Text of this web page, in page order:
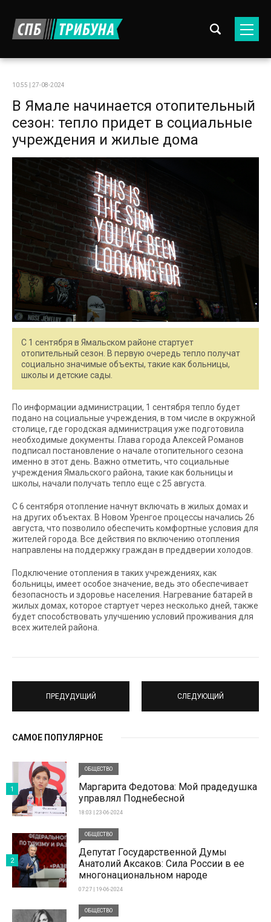
10:55 | 27-08-2024
В Ямале начинается отопительный
сезон: тепло придет в социальные
учреждения и жилые дома
С 1 сентября в Ямальском районе стартует
отопительный сезон. В первую очередь тепло получат
социально значимые объекты, такие как больницы,
школы и детские сады.
По информации администрации, 1 сентября тепло будет
подано на социальные учреждения, в том числе в окружной
столице, где городская администрация уже подготовила
необходимые документы. Глава города Алексей Романов
подписал постановление о начале отопительного сезона
именно в этот день. Важно отметить, что социальные
учреждения Ямальского района, такие как больницы и
школы, начали получать тепло еще с 25 августа.
С 6 сентября отопление начнут включать в жилых домах и
на других объектах. В Новом Уренгое процессы начались 26
августа, что позволило обеспечить комфортные условия для
жителей города. Все действия по включению отопления
направлены на поддержку граждан в преддверии холодов.
Подключение отопления в таких учреждениях, как
больницы, имеет особое значение, ведь это обеспечивает
безопасность и здоровье населения. Нагревание батарей в
жилых домах, которое стартует через несколько дней, также
будет способствовать улучшению условий проживания для
всех жителей района.
ПРЕДУДУЩИЙ СЛЕДУЮЩИЙ
САМОЕ ПОПУЛЯРНОЕ
ОБЩЕСТВО
Маргарита Федотова: Мой прадедушка
управлял Поднебесной
18:03 | 23-06-2024
1
ОБЩЕСТВО
Депутат Государственной Думы
Анатолий Аксаков: Сила России в ее
многонациональном народе
07:27 | 19-06-2024
2
ОБЩЕСТВО